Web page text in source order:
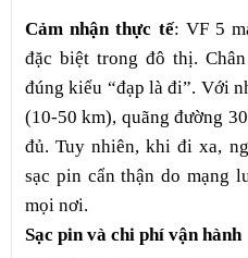
Cảm nhận thực tế: VF 5
đặc biệt trong đô thị.
đúng kiểu “đạp là đi”. Với
(10-50 km), quãng đường
đủ. Tuy nhiên, khi đi xa,
sạc pin cẩn thận do mạng
mọi nơi.
Sạc pin và chi phí vận hành